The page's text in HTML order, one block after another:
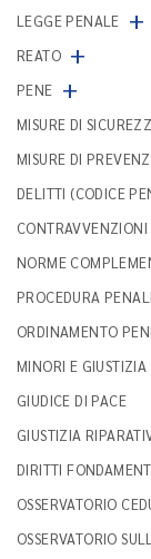
LEGGE PENALE +
REATO +
PENE +
MISURE DI
MISURE DI
DELITTI (CODICE
NORME
PROCEDURA
ORDINAMENTO
MINORI E
GIUDICE DI PACE
GIUSTIZIA
DIRITTI
OSSERVATORIO
OSSERVATORIO